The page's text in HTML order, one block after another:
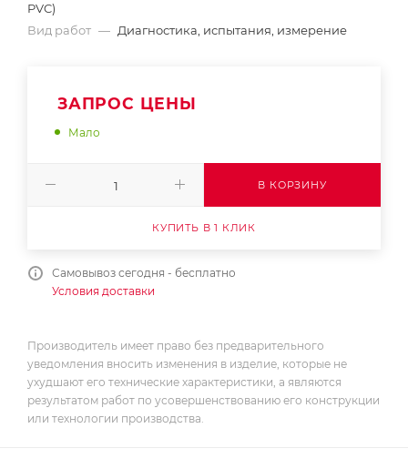
PVC)
Вид работ — Диагностика, испытания, измерение
ЗАПРОС ЦЕНЫ
Мало
В КОРЗИНУ
КУПИТЬ В 1 КЛИК
Самовывоз сегодня - бесплатно
Условия доставки
Производитель имеет право без предварительного
уведомления вносить изменения в изделие, которые не
ухудшают его технические характеристики, а являются
результатом работ по усовершенствованию его конструкции
или технологии производства.